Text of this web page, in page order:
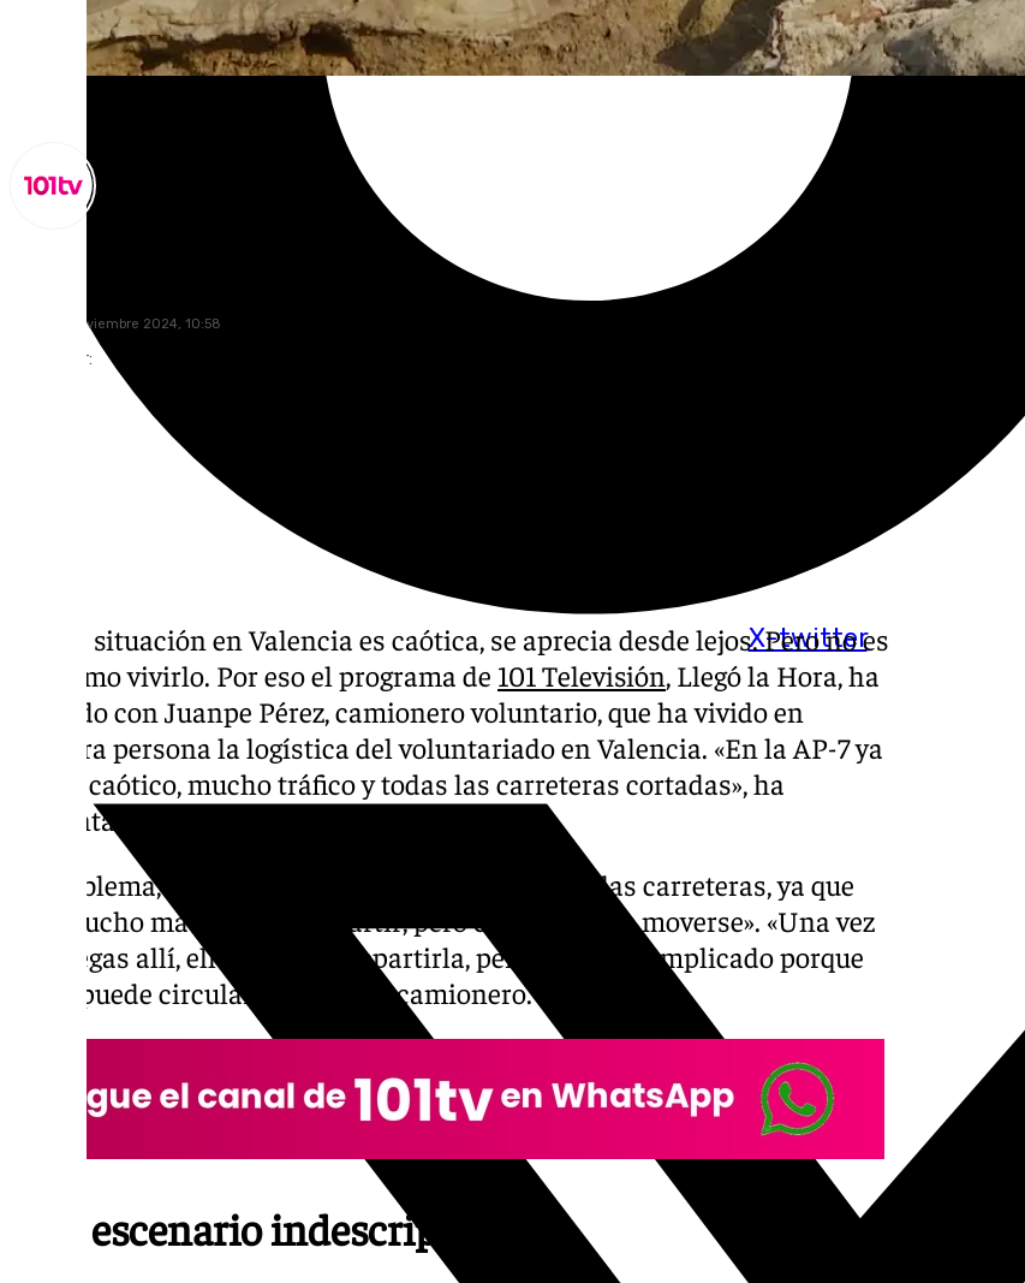
X-twitter
jueves, 7 noviembre 2024, 10:58
Compartir:
Que la situación en Valencia es caótica, se aprecia desde lejos. Pero no es
lo mismo vivirlo. Por eso el programa de 101 Televisión, Llegó la Hora, ha
hablado con Juanpe Pérez, camionero voluntario, que ha vivido en
primera persona la logística del voluntariado en Valencia. «En la AP-7 ya
eso es caótico, mucho tráfico y todas las carreteras cortadas», ha
comentado.
El problema, ha explicado, radica en el estado de las carreteras, ya que
hay mucho material que repartir, pero es «imposible moverse». «Una vez
que llegas allí, ellos quieren repartirla, pero lo tiene complicado porque
no se puede circular», explica el camionero.
«Un escenario indescriptible»